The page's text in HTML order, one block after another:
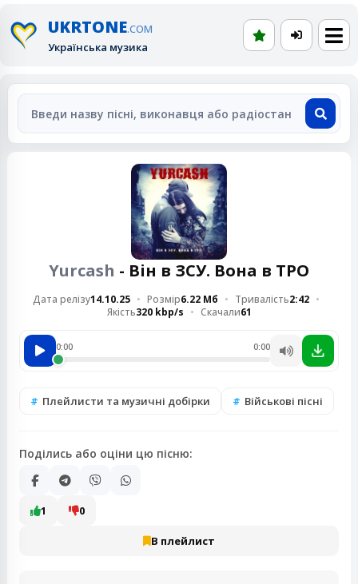
UKRTONE.COM
Українська музика
Yurcash - Він в ЗСУ. Вона в ТРО
Дата релізу14.10.25 Розмір6.22 Мб Тривалість2:42
Якість320 kbp/s Скачали61
0:00 0:00
Плейлисти та музичні добірки Військові пісні
Поділись або оціни цю пісню:
1 0
В плейлист